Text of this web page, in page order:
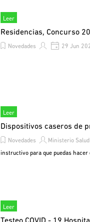
Leer
Residencias, Concurso
Novedades 29 Jun
Leer
Dispositivos caseros de
Novedades Ministerio Salud
instructivo para que puedas
Leer